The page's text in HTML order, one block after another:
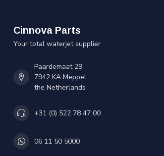
Cinnova Parts
Your total waterjet supplier
Paardemaat 29
7942 KA Meppel
the Netherlands
+31 (0) 522 78 47 00
06 11 50 5000